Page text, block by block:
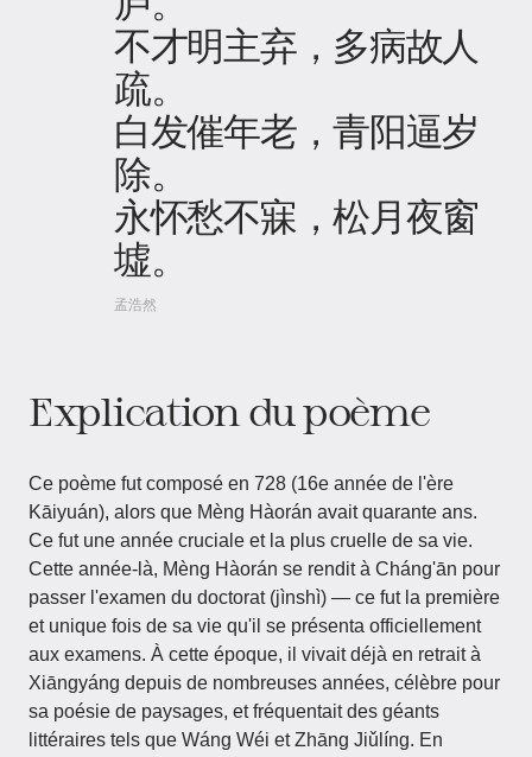
不才明主弃，多病故人
疏。
白发催年老，青阳逼岁
除。
永怀愁不寐，松月夜窗
墟。
孟浩然
Explication du poème
Ce poème fut composé en 728 (16e année de l'ère
Kāiyuán), alors que Mèng Hàorán avait quarante ans.
Ce fut une année cruciale et la plus cruelle de sa vie.
Cette année-là, Mèng Hàorán se rendit à Cháng'ān pour
passer l'examen du doctorat (jìnshì) — ce fut la première
et unique fois de sa vie qu'il se présenta officiellement
aux examens. À cette époque, il vivait déjà en retrait à
Xiāngyáng depuis de nombreuses années, célèbre pour
sa poésie de paysages, et fréquentait des géants
littéraires tels que Wáng Wéi et Zhāng Jiǔlíng. En